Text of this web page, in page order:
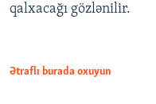
qalxacağı gözlənilir.
Ətraflı burada oxuyun